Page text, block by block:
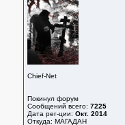
Chief-Net
Покинул форум
Сообщений всего: 7225
Дата рег-ции: Окт. 2014
Откуда: МАГАДАН